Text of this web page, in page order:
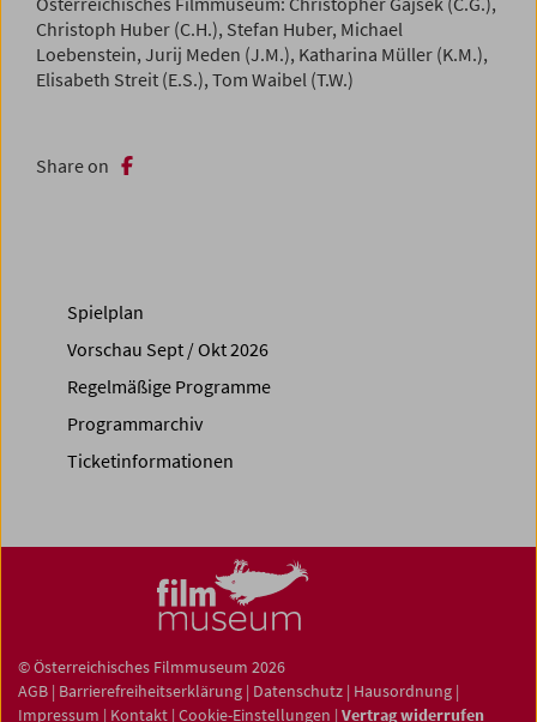
Christoph Huber (C.H.), Stefan Huber, Michael
Loebenstein, Jurij Meden (J.M.), Katharina Müller (K.M.),
Elisabeth Streit (E.S.), Tom Waibel (T.W.)
Share on
Spielplan
Vorschau Sept / Okt 2026
Regelmäßige Programme
Programmarchiv
Ticketinformationen
© Österreichisches Filmmuseum 2026
AGB | Barrierefreiheitserklärung | Datenschutz | Hausordnung |
Impressum | Kontakt | Cookie-Einstellungen | Vertrag widerrufen